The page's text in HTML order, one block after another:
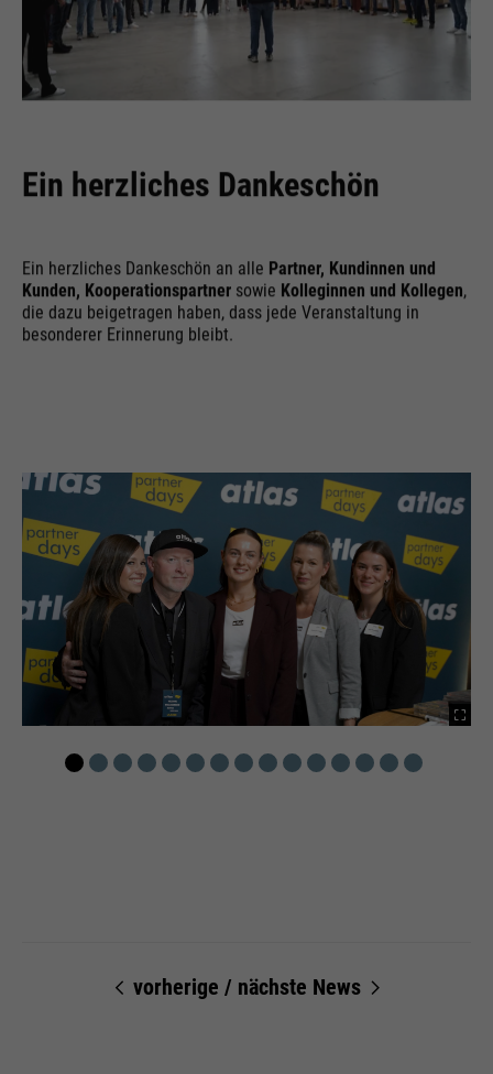
Ein herzliches Dankeschön
Ein herzliches Dankeschön an alle Partner, Kundinnen und
Kunden, Kooperationspartner sowie Kolleginnen und Kollegen
die dazu beigetragen haben, dass jede Veranstaltung in
besonderer Erinnerung bleibt.
vorherige / nächste News